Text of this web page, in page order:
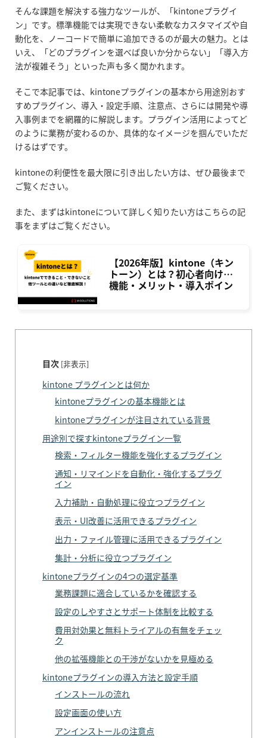
そんな課題を解決する強力なツールが、「kintoneプラグイ
ン」です。標準機能では実現できない柔軟なカスタマイズや自
動化を、ノーコードで簡単に追加できるのが最大の魅力。とは
いえ、「どのプラグインを選べば良いか分からない」「導入方
法が複雑そう」といった声も多く聞かれます。
そこで本記事では、kintoneプラグインの基本から用途別おす
すめプラグイン、導入・設定手順、注意点、さらには開発や導
入事例までを網羅的に解説します。プラグイン活用によってど
のように業務が変わるのか、具体的なイメージを掴んでいただ
けるはずです。
kintoneの利便性を最大限に引き出したい方は、ぜひ最後まで
ご覧ください。
また、まずはkintoneについて詳しく知りたい方はこちらの記
事をまずはご覧ください。
【2026年版】kintone（キン
トーン）とは？初心者向けに
機能・メリット・導入ポイン
目次 [非表示]
kintone プラグインとは何か
kintoneプラグインの基本機能とは
kintoneプラグインが注目されている背景
用途別で探すkintoneプラグイン一覧
検索・フィルター機能を強化するプラグイン
通知・リマインドを自動化・強化するプラグ
イン
入力補助・自動処理に役立つプラグイン
表示・UI改善に活用できるプラグイン
出力・ファイル管理に活用できるプラグイン
集計・分析に役立つプラグイン
kintoneプラグインの4つの選定基準
業務課題に適合しているかを確認する
設定のしやすさとサポート体制を比較する
費用対効果と無料トライアルの有無をチェッ
ク
他の拡張機能との干渉がないかを見極める
kintoneプラグインの導入方法と設定手順
インストールの流れ
設定画面の使い方
アンインストールの注意点